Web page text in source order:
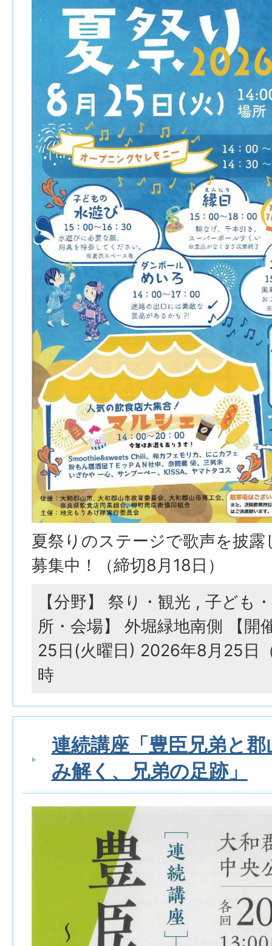
夏祭りのステージで歌声を披
募集中！（締切8月18日）
【分野】 祭り・観光 , 子ども
所・会場】 外堀緑地南側 【開
25日(火曜日) 2026年8月25日
時
連続講座「豊臣兄弟と
み解く、兄弟の足跡」